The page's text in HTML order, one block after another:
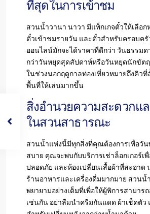
ที่สุดในการเข้าชม
สวนน้ำวานา นาวา มีแพ็กเกจตั๋วให้เลือ
ตั๋วเข้าชมรายวัน และตั๋วสำหรับครอบครั
ออนไลน์มักจะได้ราคาที่ดีกว่า วันธรรม
กว่าวันหยุดสุดสัปดาห์หรือวันหยุดนักขัตฤ
ในช่วงนอกฤดูกาลท่องเที่ยวหมายถึงคิว
พื้นที่ให้เล่นมากขึ้น
สิ่งอำนวยความสะดวกแ
ในสวนสาธารณะ
สวนน้ำแห่งนี้มีทุกสิ่งที่คุณต้องการเพื่อวั
สบาย คุณจะพบกับบริการเช่าล็อกเกอร์เพื่
ปลอดภัย และห้องเปลี่ยนเสื้อผ้าที่สะอาด
ร้านอาหารและเครื่องดื่มมากมาย สวนน้
พยายามอย่างเต็มที่เพื่อให้ผู้พิการสามาร
เช่นกัน อย่าลืมนำครีมกันแดด ผ้าเช็ดตัว